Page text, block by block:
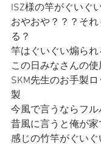
ISZ様の竿がぐいぐ
おやおや？？？そ
る？
竿はぐいぐい煽られ
この日みなさんの
SKM先生のお手製
製
今風で言うならフ
昔風に言うと俺が
感じの竹竿がぐいぐ